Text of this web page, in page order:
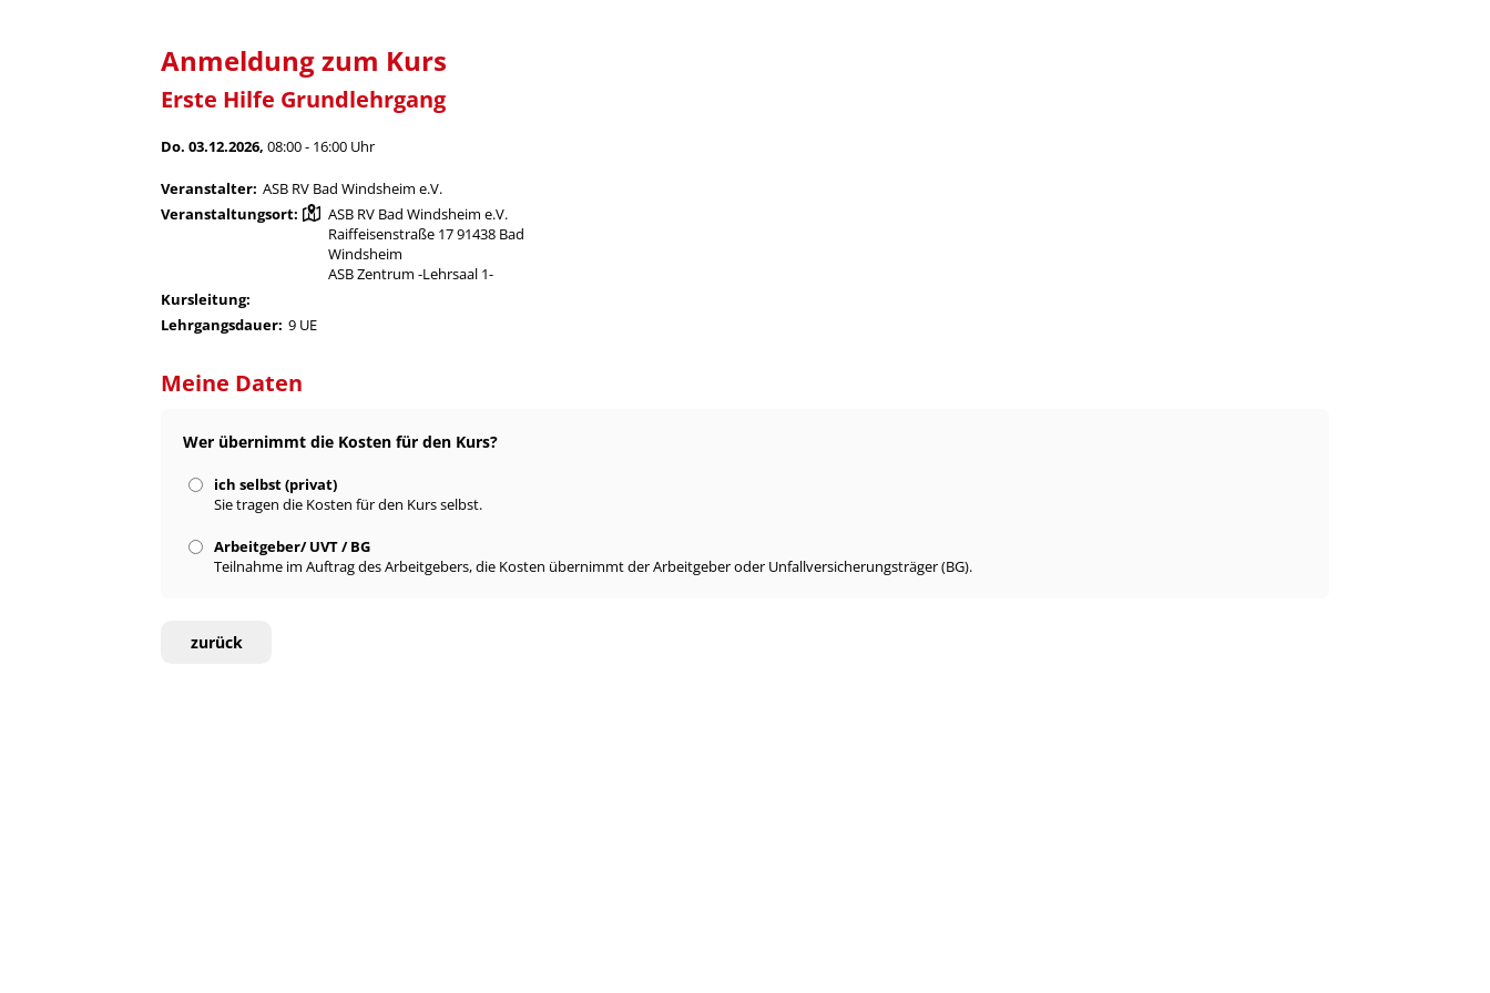
Anmeldung zum Kurs
Erste Hilfe Grundlehrgang
Do. 03.12.2026,08:00 - 16:00 Uhr
Veranstalter: ASB RV Bad Windsheim e.V.
Veranstaltungsort:
ASB RV Bad Windsheim e.V.
Raiffeisenstraße 17 91438 Bad
Windsheim
ASB Zentrum -Lehrsaal 1-
Kursleitung:
Lehrgangsdauer: 9 UE
Meine Daten
Wer übernimmt die Kosten für den Kurs?
ich selbst (privat)
Sie tragen die Kosten für den Kurs selbst.
Arbeitgeber/ UVT / BG
Teilnahme im Auftrag des Arbeitgebers, die Kosten übernimmt der Arbeitgeber oder Unfallversicherungsträger (BG).
zurück